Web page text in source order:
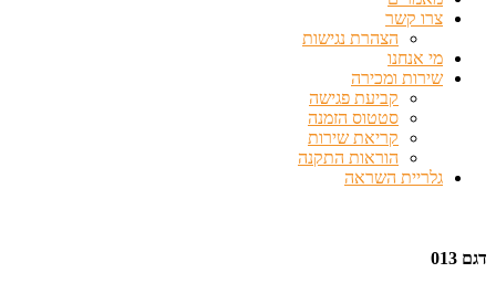
צרו קשר
הצהרת נגישות
מי אנחנו
שירות ומכירה
קביעת פגישה
סטטוס הזמנה
קריאת שירות
הוראות התקנה
גלריית השראה
דגם 013